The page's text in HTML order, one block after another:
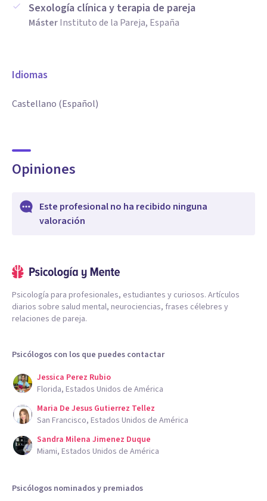
Sexología clínica y terapia de pareja
MásterInstituto de la Pareja, España
Idiomas
Castellano (Español)
Opiniones
Este profesional no ha recibido ninguna
valoración
Psicología para profesionales, estudiantes y curiosos. Artículos
diarios sobre salud mental, neurociencias, frases célebres y
relaciones de pareja.
Psicólogos con los que puedes contactar
Jessica Perez Rubio
Florida, Estados Unidos de América
Maria De Jesus Gutierrez Tellez
San Francisco, Estados Unidos de América
Sandra Milena Jimenez Duque
Miami, Estados Unidos de América
Psicólogos nominados y premiados